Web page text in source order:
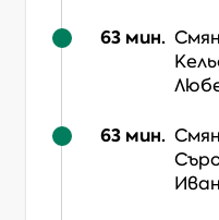
63 мин.
63 мин.